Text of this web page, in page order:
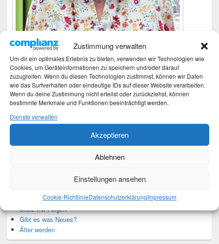
Zustimmung verwalten
Um dir ein optimales Erlebnis zu bieten, verwenden wir Technologien wie
Cookies, um Geräteinformationen zu speichern und/oder darauf
zuzugreifen. Wenn du diesen Technologien zustimmst, können wir Daten
wie das Surfverhalten oder eindeutige IDs auf dieser Website verarbeiten.
Wenn du deine Zustimmung nicht erteilst oder zurückziehst, können
bestimmte Merkmale und Funktionen beeinträchtigt werden.
Dienste verwalten
Akzeptieren
Ablehnen
Einstellungen ansehen
Cookie-RichtlinieDatenschutzerklärungImpressum
Ich bin Martina und Autorin dieses Blogs.
Mehr Infos unter About me.
Sturz – Nachtrag
Sturz mit Folgen
Gibt es was Neues?
Älter werden